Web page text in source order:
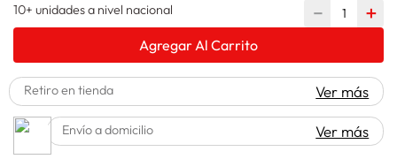
10+ unidades a nivel nacional ＋
－
Agregar Al Carrito
Retiro en tienda Ver más
Envío a domicilio Ver más